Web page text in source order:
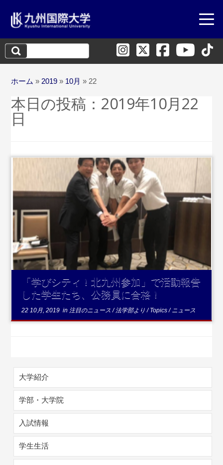
検
索:
ホーム » 2019 » 10月 » 22
本日の投稿： 2019年10月22
日
...続きを読む
「学びシティ！北九州参加」で活動報告
した学生たち、公務員に合格！
22 10月, 2019 in 注目のニュース/法学部より/Topics/ニュース
大学紹介
学部・大学院
入試情報
学生生活